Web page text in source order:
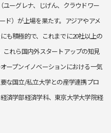
ーグレナ、じげん、クラウドワー
ド）が上場を果たす。アジアやアメ
も積極的で、これまでに20社以上の
れら国内外スタートアップの知見
ープンイノベーションにおける一気
な国立/私立大学との産学連携プロ
済学部経済学科、東京大学大学院経